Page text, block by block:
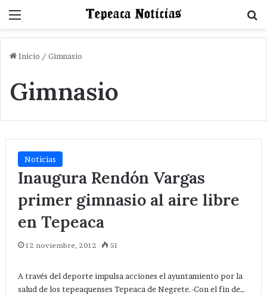
Menu
Inicio / Gimnasio
Gimnasio
Noticias
Inaugura Rendón Vargas
primer gimnasio al aire libre
en Tepeaca
12 noviembre, 2012 51
A través del deporte impulsa acciones el ayuntamiento por la
salud de los tepeaquenses Tepeaca de Negrete.-Con el fin de…